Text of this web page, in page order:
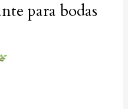
para bodas